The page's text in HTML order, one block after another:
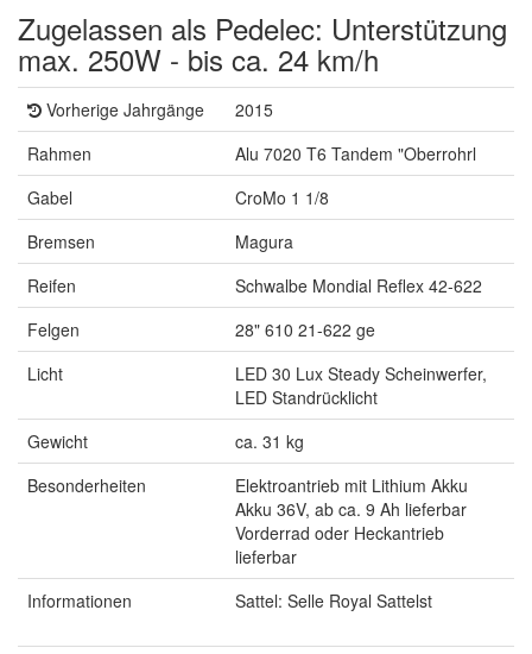
Zugelassen als Pedelec: Unterstützung
max. 250W - bis ca. 24 km/h
Vorherige Jahrgänge
2015
Rahmen
Alu 7020 T6 Tandem "Oberrohrl
Gabel
CroMo 1 1/8
Bremsen
Magura
Reifen
Schwalbe Mondial Reflex 42-622
Felgen
28" 610 21-622 ge
Licht
LED 30 Lux Steady Scheinwerfer,
LED Standrücklicht
Gewicht
ca. 31 kg
Besonderheiten
Elektroantrieb mit Lithium Akku
Akku 36V, ab ca. 9 Ah lieferbar
Vorderrad oder Heckantrieb
lieferbar
Informationen
Sattel: Selle Royal Sattelst